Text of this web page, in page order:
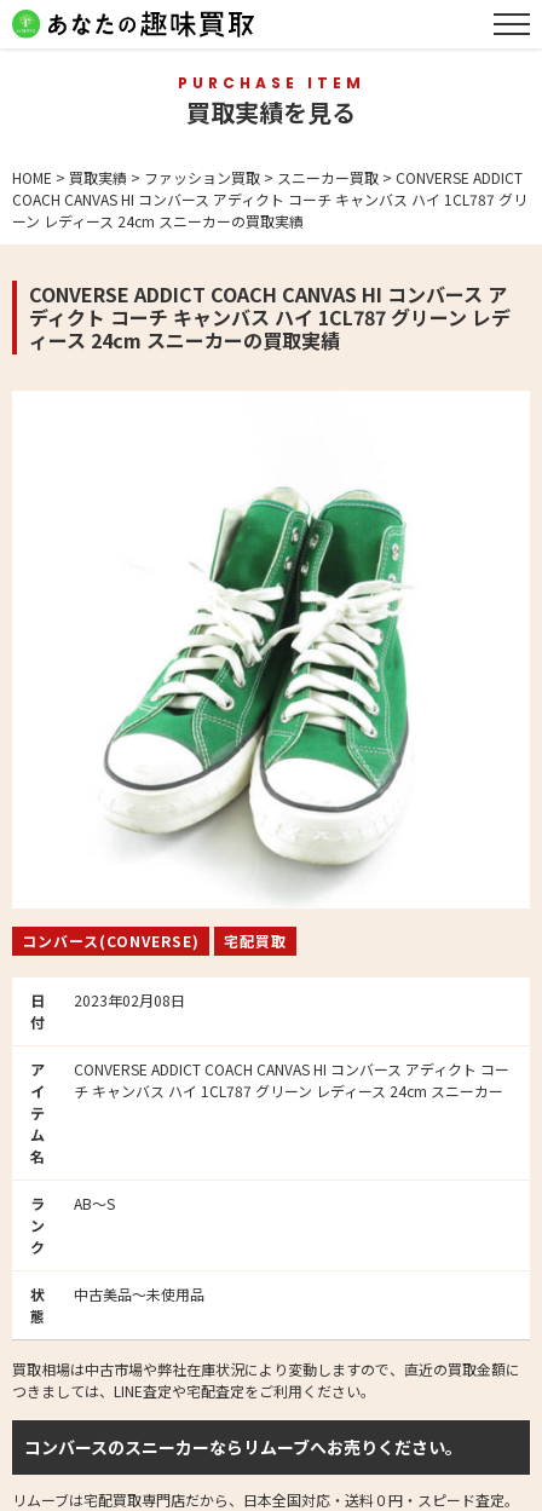
PURCHASE ITEM
買取実績を見る
HOME > 買取実績 > ファッション買取 > スニーカー買取 > CONVERSE ADDICT
COACH CANVAS HI コンバース アディクト コーチ キャンバス ハイ 1CL787 グリ
ーン レディース 24cm スニーカーの買取実績
CONVERSE ADDICT COACH CANVAS HI コンバース ア
ディクト コーチ キャンバス ハイ 1CL787 グリーン レデ
ィース 24cm スニーカーの買取実績
コンバース(CONVERSE) 宅配買取
日
付
2023年02月08日
ア
イ
テ
ム
名
CONVERSE ADDICT COACH CANVAS HI コンバース アディクト コー
チ キャンバス ハイ 1CL787 グリーン レディース 24cm スニーカー
ラ
ン
ク
AB～S
状
態
中古美品～未使用品
買取相場は中古市場や弊社在庫状況により変動しますので、直近の買取金額に
つきましては、LINE査定や宅配査定をご利用ください。
コンバースのスニーカーならリムーブへお売りください。
リムーブは宅配買取専門店だから、日本全国対応・送料０円・スピード査定。